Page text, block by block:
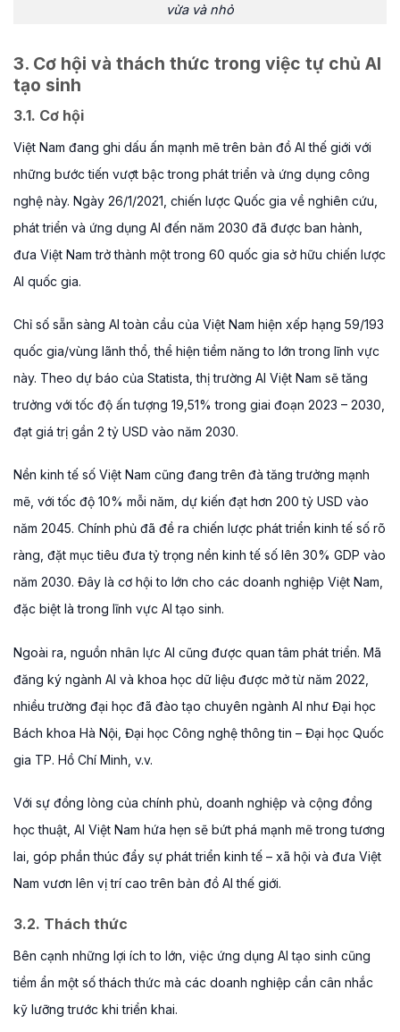
vừa và nhỏ
3. Cơ hội và thách thức trong việc tự chủ AI
tạo sinh
3.1. Cơ hội
Việt Nam đang ghi dấu ấn mạnh mẽ trên bản đồ AI thế giới với
những bước tiến vượt bậc trong phát triển và ứng dụng công
nghệ này. Ngày 26/1/2021, chiến lược Quốc gia về nghiên cứu,
phát triển và ứng dụng AI đến năm 2030 đã được ban hành,
đưa Việt Nam trở thành một trong 60 quốc gia sở hữu chiến lược
AI quốc gia.
Chỉ số sẵn sàng AI toàn cầu của Việt Nam hiện xếp hạng 59/193
quốc gia/vùng lãnh thổ, thể hiện tiềm năng to lớn trong lĩnh vực
này. Theo dự báo của Statista, thị trường AI Việt Nam sẽ tăng
trưởng với tốc độ ấn tượng 19,51% trong giai đoạn 2023 – 2030,
đạt giá trị gần 2 tỷ USD vào năm 2030.
Nền kinh tế số Việt Nam cũng đang trên đà tăng trưởng mạnh
mẽ, với tốc độ 10% mỗi năm, dự kiến đạt hơn 200 tỷ USD vào
năm 2045. Chính phủ đã đề ra chiến lược phát triển kinh tế số rõ
ràng, đặt mục tiêu đưa tỷ trọng nền kinh tế số lên 30% GDP vào
năm 2030. Đây là cơ hội to lớn cho các doanh nghiệp Việt Nam,
đặc biệt là trong lĩnh vực AI tạo sinh.
Ngoài ra, nguồn nhân lực AI cũng được quan tâm phát triển. Mã
đăng ký ngành AI và khoa học dữ liệu được mở từ năm 2022,
nhiều trường đại học đã đào tạo chuyên ngành AI như Đại học
Bách khoa Hà Nội, Đại học Công nghệ thông tin – Đại học Quốc
gia TP. Hồ Chí Minh, v.v.
Với sự đồng lòng của chính phủ, doanh nghiệp và cộng đồng
học thuật, AI Việt Nam hứa hẹn sẽ bứt phá mạnh mẽ trong tương
lai, góp phần thúc đẩy sự phát triển kinh tế – xã hội và đưa Việt
Nam vươn lên vị trí cao trên bản đồ AI thế giới.
3.2. Thách thức
Bên cạnh những lợi ích to lớn, việc ứng dụng AI tạo sinh cũng
tiềm ẩn một số thách thức mà các doanh nghiệp cần cân nhắc
kỹ lưỡng trước khi triển khai.